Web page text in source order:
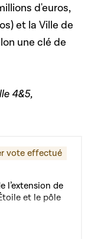
d'euros,
et la Ville de
une clé de
4&5,
vote effectué
l’extension de
et le pôle